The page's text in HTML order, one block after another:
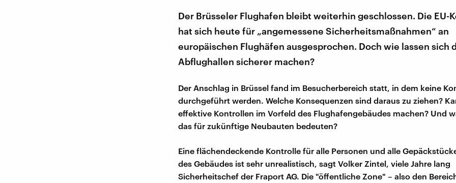
Der Brüsseler Flughafen bleibt weiterhin geschlossen. Die EU-
hat sich heute für „angemessene Sicherheitsmaßnahmen“ an
europäischen Flughäfen ausgesprochen. Doch wie lassen sich
Abflughallen sicherer machen?
Der Anschlag in Brüssel fand im Besucherbereich statt, in dem keine
durchgeführt werden. Welche Konsequenzen sind daraus zu ziehen?
effektive Kontrollen im Vorfeld des Flughafengebäudes machen? Und
das für zukünftige Neubauten bedeuten?
Eine flächendeckende Kontrolle für alle Personen und alle
des Gebäudes ist sehr unrealistisch, sagt Volker Zintel, viele Jahre lang
Sicherheitschef der Fraport AG. Die "öffentliche Zone" – also den